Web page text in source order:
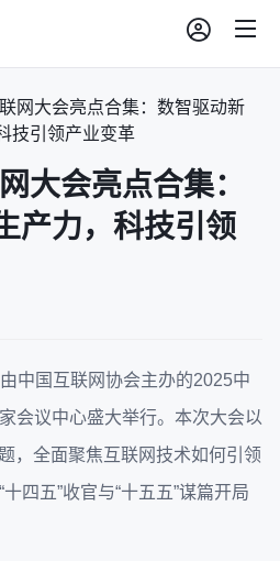
网大会亮点合集：数智驱动新
技引领产业变革
大会亮点合集：
产力，科技引领
中国互联网协会主办的2025中
会议中心盛大举行。本次大会以
，全面聚焦互联网技术如何引领
四五”收官与“十五五”谋篇开局